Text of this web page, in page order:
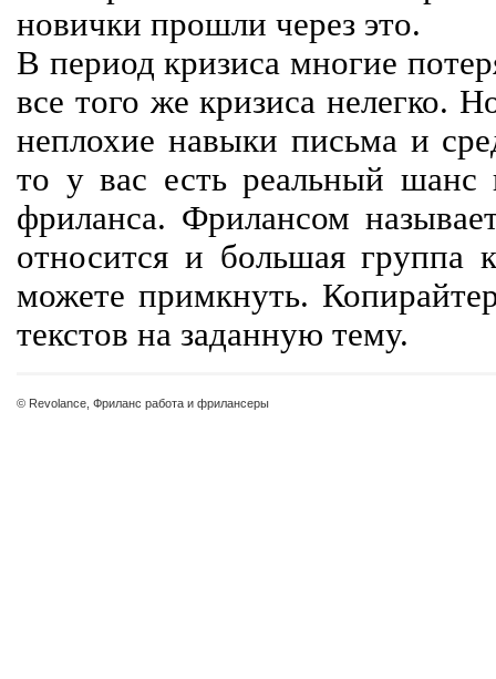
новички прошли через это.
В период кризиса многие
все того же кризиса нелегко.
неплохие навыки письма и
то у вас есть реальный шанс
фриланса. Фрилансом
относится и большая группа
можете примкнуть.
текстов на заданную тему.
© Revolance, Фриланс работа и фрилансеры